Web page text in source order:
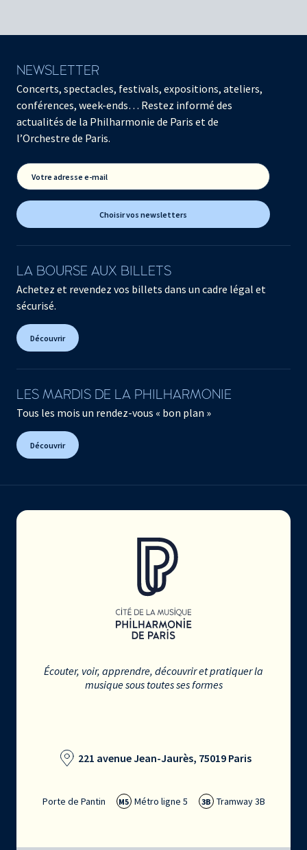
NEWSLETTER
Concerts, spectacles, festivals, expositions, ateliers,
conférences, week-ends… Restez informé des
actualités de la Philharmonie de Paris et de
l’Orchestre de Paris.
Votre adresse e-mail
Choisir vos newsletters
LA BOURSE AUX BILLETS
Achetez et revendez vos billets dans un cadre légal et
sécurisé.
Découvrir
LES MARDIS DE LA PHILHARMONIE
Tous les mois un rendez-vous « bon plan »
Découvrir
Écouter, voir, apprendre, découvrir et pratiquer la
musique sous toutes ses formes
221 avenue Jean-Jaurès, 75019 Paris
Porte de Pantin M5 Métro ligne 5 3B Tramway 3B